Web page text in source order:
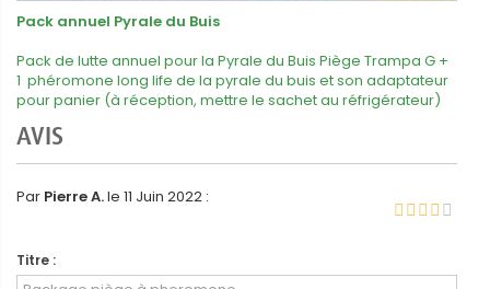
Pack annuel Pyrale du Buis
Pack de lutte annuel pour la Pyrale du Buis Piège Trampa G +
1 phéromone long life de la pyrale du buis et son adaptateur
pour panier (à réception, mettre le sachet au réfrigérateur)
AVIS
Par Pierre A.le 11 Juin 2022 :
Titre :